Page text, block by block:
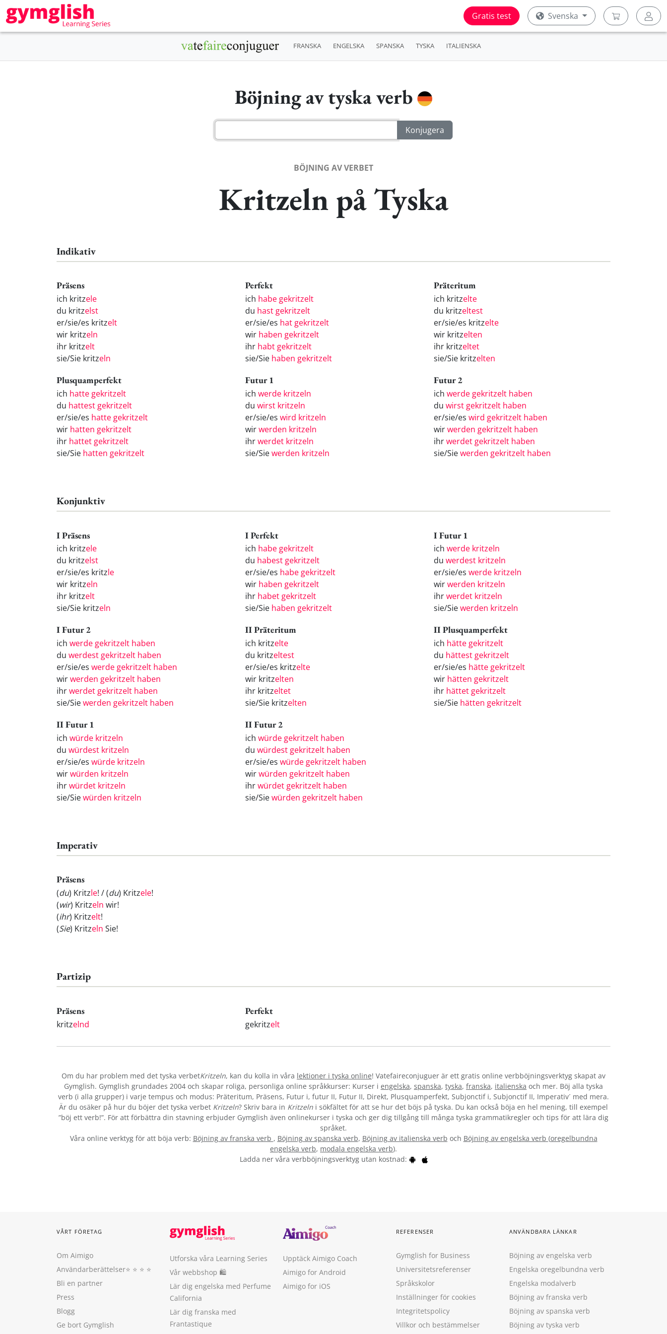
Gratis test Svenska
FRANSKA ENGELSKA SPANSKA TYSKA ITALIENSKA
Böjning av tyska verb
BÖJNING AV VERBET
Kritzeln på Tyska
Indikativ
Präsens
ich kritzele
du kritzelst
er/sie/es kritzelt
wir kritzeln
ihr kritzelt
sie/Sie kritzeln
Perfekt
ich habe gekritzelt
du hast gekritzelt
er/sie/es hat gekritzelt
wir haben gekritzelt
ihr habt gekritzelt
sie/Sie haben gekritzelt
Präteritum
ich kritzelte
du kritzeltest
er/sie/es kritzelte
wir kritzelten
ihr kritzeltet
sie/Sie kritzelten
Plusquamperfekt
ich hatte gekritzelt
du hattest gekritzelt
er/sie/es hatte gekritzelt
wir hatten gekritzelt
ihr hattet gekritzelt
sie/Sie hatten gekritzelt
Futur 1
ich werde kritzeln
du wirst kritzeln
er/sie/es wird kritzeln
wirwerden kritzeln
ihrwerdet kritzeln
sie/Siewerden kritzeln
Futur 2
ich werde gekritzelt haben
du wirst gekritzelt haben
er/sie/es wird gekritzelt haben
wirwerden gekritzelt haben
ihrwerdet gekritzelt haben
sie/Siewerden gekritzelt haben
Konjunktiv
I Präsens
ich kritzele
du kritzelst
er/sie/es kritzle
wir kritzeln
ihr kritzelt
sie/Sie kritzeln
I Perfekt
ich habe gekritzelt
du habest gekritzelt
er/sie/es habe gekritzelt
wir haben gekritzelt
ihr habet gekritzelt
sie/Sie haben gekritzelt
I Futur 1
ich werde kritzeln
du werdest kritzeln
er/sie/es werde kritzeln
wirwerden kritzeln
ihrwerdet kritzeln
sie/Siewerden kritzeln
I Futur 2
ich werde gekritzelt haben
du werdest gekritzelt haben
er/sie/es werde gekritzelt haben
wirwerden gekritzelt haben
ihrwerdet gekritzelt haben
sie/Siewerden gekritzelt haben
II Präteritum
ich kritzelte
du kritzeltest
er/sie/es kritzelte
wir kritzelten
ihr kritzeltet
sie/Sie kritzelten
II Plusquamperfekt
ich hätte gekritzelt
du hättest gekritzelt
er/sie/es hätte gekritzelt
wir hätten gekritzelt
ihr hättet gekritzelt
sie/Sie hätten gekritzelt
II Futur 1
ich würde kritzeln
du würdest kritzeln
er/sie/es würde kritzeln
wirwürden kritzeln
ihrwürdet kritzeln
sie/Siewürden kritzeln
II Futur 2
ich würde gekritzelt haben
du würdest gekritzelt haben
er/sie/es würde gekritzelt haben
wirwürden gekritzelt haben
ihrwürdet gekritzelt haben
sie/Siewürden gekritzelt haben
Imperativ
Präsens
(du) Kritzle! / (du) Kritzele!
(wir) Kritzeln wir!
(ihr) Kritzelt!
(Sie) Kritzeln Sie!
Partizip
Präsens
kritzelnd
Perfekt
gekritzelt
Om du har problem med det tyska verbetKritzeln, kan du kolla in våra lektioner i tyska online! Vatefaireconjuguer är ett gratis online verbböjningsverktyg skapat av
Gymglish. Gymglish grundades 2004 och skapar roliga, personliga online språkkurser: Kurser i engelska, spanska, tyska, franska, italienska och mer. Böj alla tyska
verb (i alla grupper) i varje tempus och modus: Präteritum, Präsens, Futur i, futur II, Futur II, Direkt, Plusquamperfekt, Subjonctif i, Subjonctif II, Imperativ´ med mera.
Är du osäker på hur du böjer det tyska verbet Kritzeln? Skriv bara in Kritzeln i sökfältet för att se hur det böjs på tyska. Du kan också böja en hel mening, till exempel
”böj ett verb!”. För att förbättra din stavning erbjuder Gymglish även onlinekurser i tyska och ger dig tillgång till många tyska grammatikregler och tips för att lära dig
språket.
Våra online verktyg för att böja verb: Böjning av franska verb , Böjning av spanska verb, Böjning av italienska verb och Böjning av engelska verb (oregelbundna
engelska verb, modala engelska verb).
Ladda ner våra verbböjningsverktyg utan kostnad:
VÅRT FÖRETAG
Om Aimigo
Användarberättelser⭐️ ⭐️ ⭐️ ⭐️
Bli en partner
Press
Blogg
Ge bort Gymglish
Utforska våra Learning Series
Vår webbshop 🛍
Lär dig engelska med Perfume
California
Lär dig franska med
Frantastique
Upptäck Aimigo Coach
Aimigo for Android
Aimigo for iOS
REFERENSER
Gymglish for Business
Universitetsreferenser
Språkskolor
Inställninger för cookies
Integritetspolicy
Villkor och bestämmelser
ANVÄNDBARA LÄNKAR
Böjning av engelska verb
Engelska oregelbundna verb
Engelska modalverb
Böjning av franska verb
Böjning av spanska verb
Böjning av tyska verb